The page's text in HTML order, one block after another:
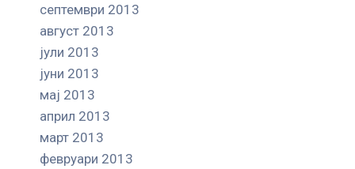
септември 2013
август 2013
јули 2013
јуни 2013
мај 2013
април 2013
март 2013
февруари 2013